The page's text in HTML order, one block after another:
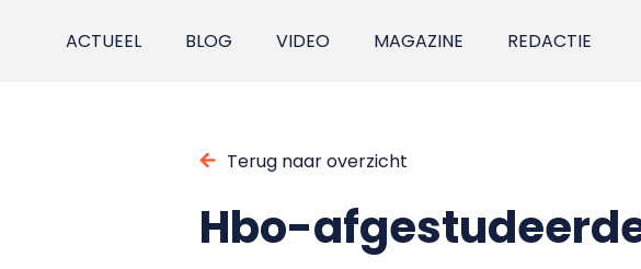
ACTUEEL BLOG VIDEO MAGAZINE REDACTIE
Terug naar overzicht
Hbo-